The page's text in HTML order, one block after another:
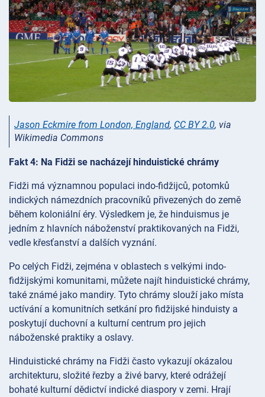
Jason Eckmire from London, England, CC BY 2.0, via
Wikimedia Commons
Fakt 4: Na Fidži se nacházejí hinduistické chrámy
Fidži má významnou populaci indo-fidžijců, potomků
indických námezdních pracovníků přivezených do země
během koloniální éry. Výsledkem je, že hinduismus je
jedním z hlavních náboženství praktikovaných na Fidži,
vedle křesťanství a dalších vyznání.
Po celých Fidži, zejména v oblastech s velkými indo-
fidžijskými komunitami, můžete najít hinduistické chrámy,
také známé jako mandiry. Tyto chrámy slouží jako místa
uctívání a komunitních setkání pro fidžijské hinduisty a
poskytují duchovní a kulturní centrum pro jejich
náboženské praktiky a oslavy.
Hinduistické chrámy na Fidži často vykazují okázalou
architekturu, složité řezby a živé barvy, které odrážejí
bohaté kulturní dědictví indické diaspory v zemi. Hrají